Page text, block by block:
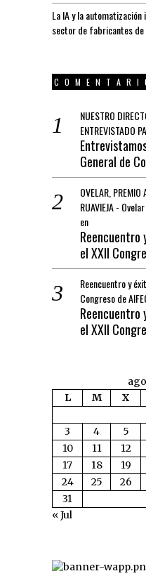
La IA y la
sector de fabricantes
NUESTRO
ENTREVISTADO
General de
OVELAR, PREMIO
RUAVIEJA -
en
Reencuentro
el XXII
Reencuentro y
Congreso de
Reencuentro
el XXII
L
M X
3
4 5
10
11 12
17
18 19
24
25 26
31
« Jul